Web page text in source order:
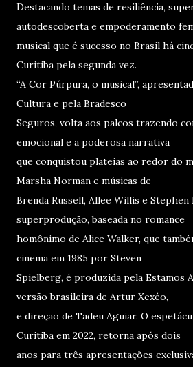
Destacando temas de resiliência,
autodescoberta e empoderamento
musical que é sucesso no Brasil há
Curitiba pela segunda vez.
“A Cor Púrpura, o musical”,
Cultura e pela Bradesco
Seguros, volta aos palcos trazendo
emocional e a poderosa narrativa
que conquistou plateias ao redor do
Marsha Norman e músicas de
Brenda Russell, Allee Willis e Stephen
superprodução, baseada no romance
homônimo de Alice Walker, que
cinema em 1985 por Steven
Spielberg, é produzida pela Estamos
versão brasileira de Artur Xexéo,
e direção de Tadeu Aguiar. O
Curitiba em 2022, retorna após dois
anos para três apresentações